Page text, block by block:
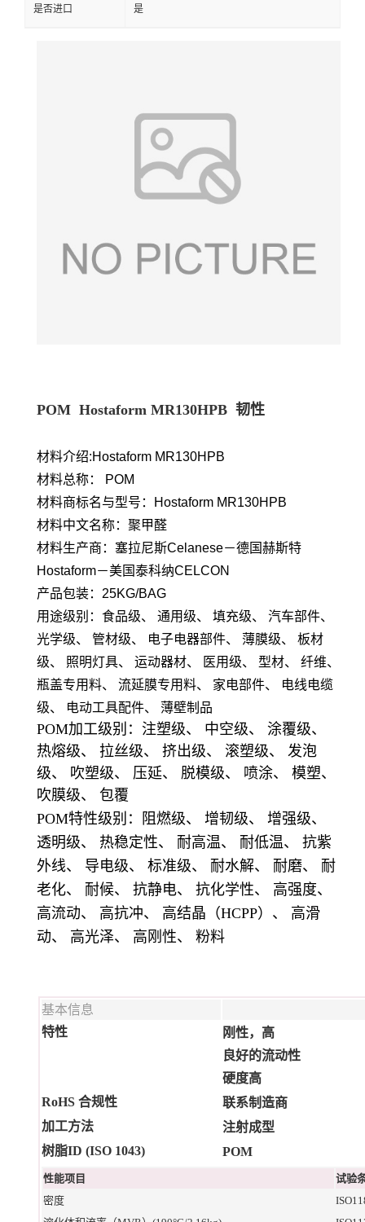
是否进口 是
POM Hostaform MR130HPB 韧性
材料介绍:Hostaform MR130HPB
材料总称： POM
材料商标名与型号：Hostaform MR130HPB
材料中文名称：聚甲醛
材料生产商：塞拉尼斯Celanese－德国赫斯特
Hostaform－美国泰科纳CELCON
产品包装：25KG/BAG
用途级别：食品级、 通用级、 填充级、 汽车部件、
光学级、 管材级、 电子电器部件、 薄膜级、 板材
级、 照明灯具、 运动器材、 医用级、 型材、 纤维、
瓶盖专用料、 流延膜专用料、 家电部件、 电线电缆
级、 电动工具配件、 薄壁制品
POM加工级别：注塑级、 中空级、 涂覆级、
热熔级、 拉丝级、 挤出级、 滚塑级、 发泡
级、 吹塑级、 压延、 脱模级、 喷涂、 模塑、
吹膜级、 包覆
POM特性级别：阻燃级、 增韧级、 增强级、
透明级、 热稳定性、 耐高温、 耐低温、 抗紫
外线、 导电级、 标准级、 耐水解、 耐磨、 耐
老化、 耐候、 抗静电、 抗化学性、 高强度、
高流动、 高抗冲、 高结晶（HCPP）、 高滑
动、 高光泽、 高刚性、 粉料
基本信息
特性
刚性，高
良好的流动性
硬度高
RoHS 合规性
联系制造商
加工方法
注射成型
树脂ID (ISO 1043)
POM
性能项目
试验
密度